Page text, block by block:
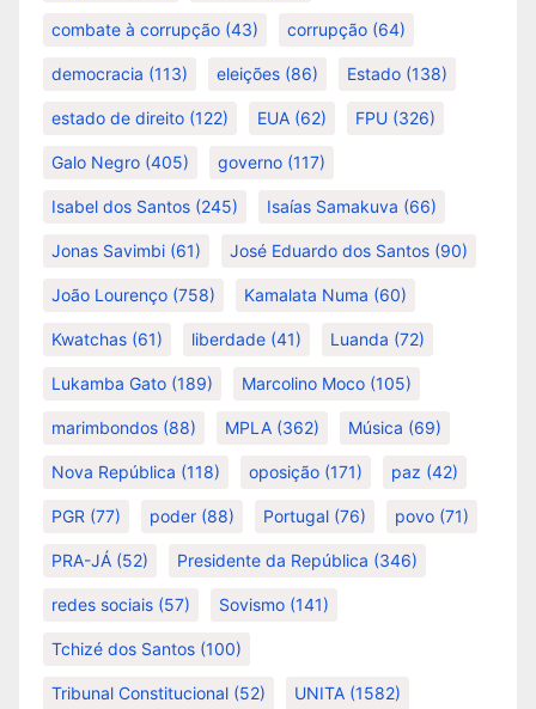
combate à corrupção (43) corrupção (64)
democracia (113) eleições (86) Estado (138)
estado de direito (122) EUA (62) FPU (326)
Galo Negro (405) governo (117)
Isabel dos Santos (245) Isaías Samakuva (66)
Jonas Savimbi (61) José Eduardo dos Santos (90)
João Lourenço (758) Kamalata Numa (60)
Kwatchas (61) liberdade (41) Luanda (72)
Lukamba Gato (189) Marcolino Moco (105)
marimbondos (88) MPLA (362) Música (69)
Nova República (118) oposição (171) paz (42)
PGR (77) poder (88) Portugal (76) povo (71)
PRA-JÁ (52) Presidente da República (346)
redes sociais (57) Sovismo (141)
Tchizé dos Santos (100)
Tribunal Constitucional (52) UNITA (1582)